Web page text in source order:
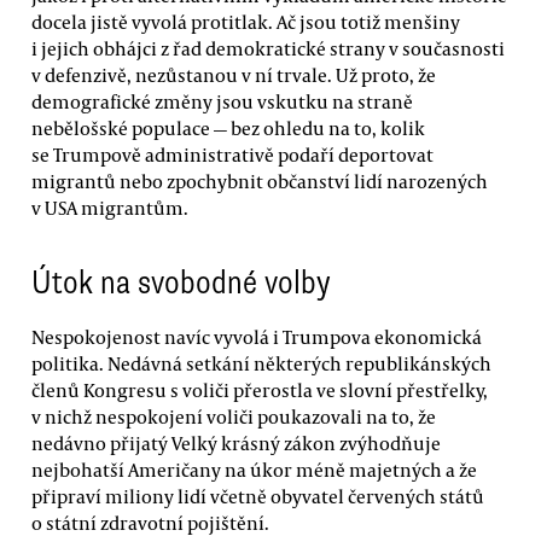
docela jistě vyvolá protitlak. Ač jsou totiž menšiny
i jejich obhájci z řad demokratické strany v současnosti
v defenzivě, nezůstanou v ní trvale. Už proto, že
demografické změny jsou vskutku na straně
nebělošské populace — bez ohledu na to, kolik
se Trumpově administrativě podaří deportovat
migrantů nebo zpochybnit občanství lidí narozených
v USA migrantům.
Útok na svobodné volby
Nespokojenost navíc vyvolá i Trumpova ekonomická
politika. Nedávná setkání některých republikánských
členů Kongresu s voliči přerostla ve slovní přestřelky,
v nichž nespokojení voliči poukazovali na to, že
nedávno přijatý Velký krásný zákon zvýhodňuje
nejbohatší Američany na úkor méně majetných a že
připraví miliony lidí včetně obyvatel červených států
o státní zdravotní pojištění.